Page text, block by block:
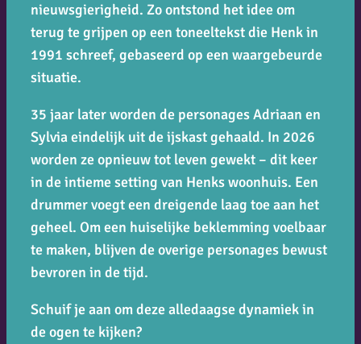
nieuwsgierigheid. Zo ontstond het idee om
terug te grijpen op een toneeltekst die Henk in
1991 schreef, gebaseerd op een waargebeurde
situatie.
35 jaar later worden de personages Adriaan en
Sylvia eindelijk uit de ijskast gehaald. In 2026
worden ze opnieuw tot leven gewekt – dit keer
in de intieme setting van Henks woonhuis. Een
drummer voegt een dreigende laag toe aan het
geheel. Om een huiselijke beklemming voelbaar
te maken, blijven de overige personages bewust
bevroren in de tijd.
Schuif je aan om deze alledaagse dynamiek in
de ogen te kijken?